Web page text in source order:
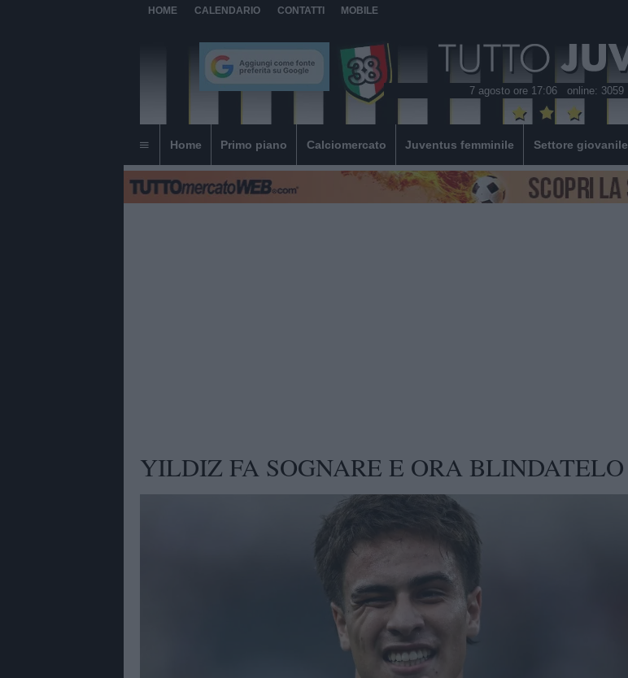
HOME CALENDARIO CONTATTI MOBILE
7 agosto ore 17:06 online: 3059
Home Primo piano Calciomercato Juventus femminile Settore giovanile
YILDIZ FA SOGNARE E ORA BLINDATELO